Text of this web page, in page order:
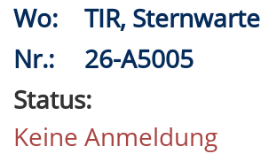
Wo:
TIR, Sternwarte
Nr.:
26-A5005
Status:
Keine Anmeldung